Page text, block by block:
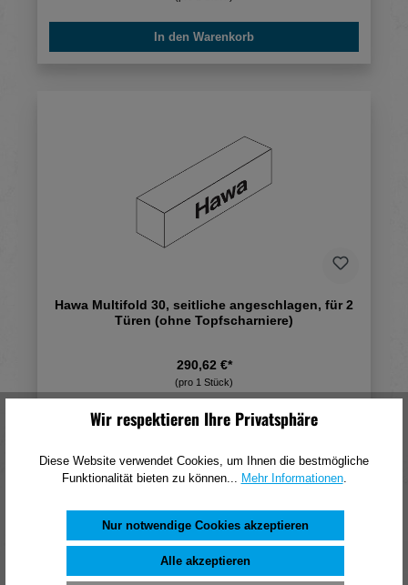
In den Warenkorb
Hawa Multifold 30, seitliche angeschlagen, für 2
Türen (ohne Topfscharniere)
290,62 €*
(pro 1 Stück)
In den Warenkorb
Wir respektieren Ihre Privatsphäre
Diese Website verwendet Cookies, um Ihnen die bestmögliche
Funktionalität bieten zu können...
Mehr Informationen.
Nur notwendige Cookies akzeptieren
Alle akzeptieren